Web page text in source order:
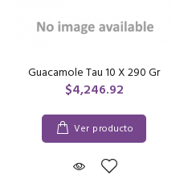
Guacamole Tau 10 X 290 Gr
$4,246.92
Ver producto